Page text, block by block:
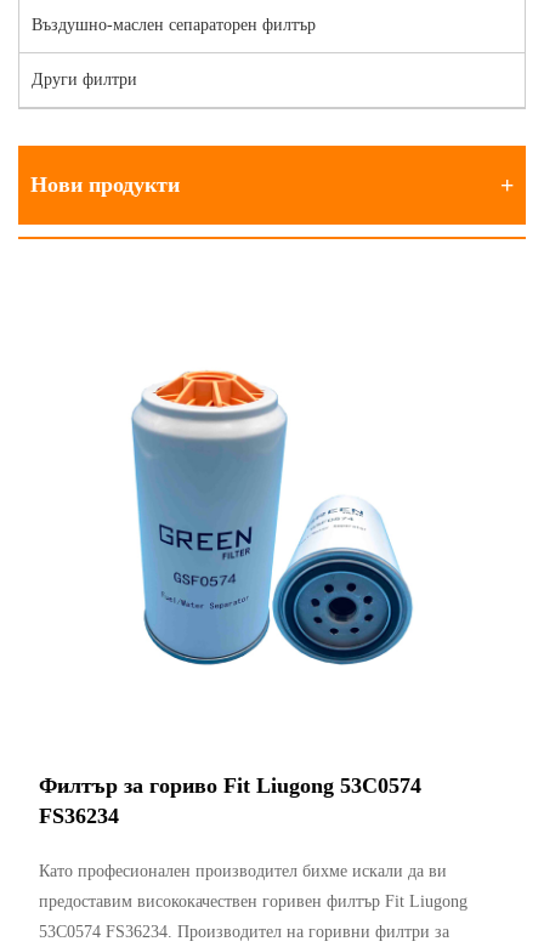
Въздушно-маслен сепараторен филтър
Други филтри
Нови продукти
Филтър за гориво Fit Liugong 53C0574
FS36234
Като професионален производител бихме искали да ви
предоставим висококачествен горивен филтър Fit Liugong
53C0574 FS36234. Производител на горивни филтри за